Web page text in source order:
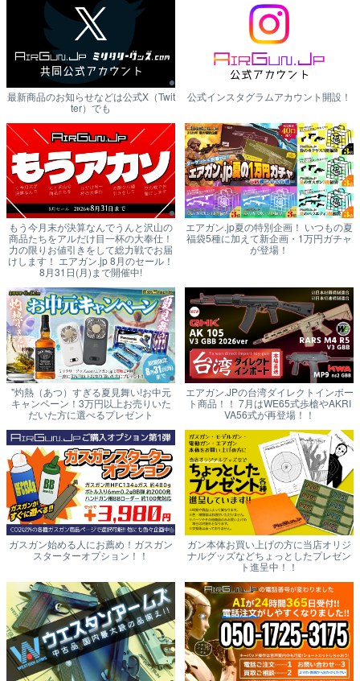
最新商品のお知らせなどは公式X（Twit
ter）でも
公式インスタグラムアカウント開設！
もう今月末が決算なんでうんと沢山の
商品たちをアルだけ目一杯の大奉仕！
力の限りお値引きをして総力戦でお届
けします！ エアガン.jp 8月のセール！
8月31日(月)まで開催中!
エアガン.jp夏の特別企画！ いつもの夏
福袋5種に加えて新企画・1万円ガチャ
が登場！
"灼熱（あつ）すぎる夏見舞い!お中元
キャンペーン！3万円以上お売りいた
だいた方に選べるプレゼント
エアガン.JPの台湾ダイレクトインポー
ト商品！！ 7月はWE65式歩槍やAKRI
VA56式が再登場！！
ガスガン始める人にお薦め！ガスガン
スターターオプション！！
ガン本体お買い上げの方に当店オリジ
ナルグッズなどちょっとしたプレゼン
ト進呈中！！